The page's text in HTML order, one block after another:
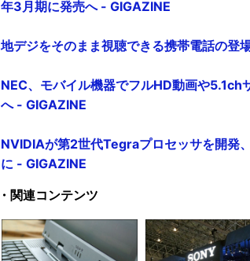
年3月期に発売へ - GIGAZINE
地デジをそのまま視聴できる携帯電話の登
NEC、モバイル機器でフルHD動画や
へ - GIGAZINE
NVIDIAが第2世代Tegraプロセッサを開発
に - GIGAZINE
・関連コンテンツ